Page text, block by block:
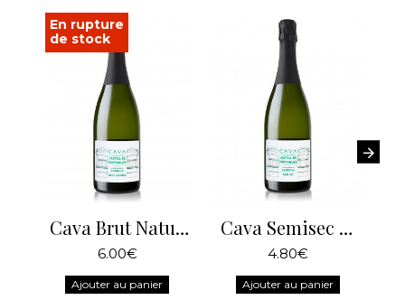
En rupture
de stock
Cava Brut Nature Castell de Fontanelles
6.00€
Ajouter au panier
Cava Semisec Castell de Fontanelles
4.80€
Ajouter au panier